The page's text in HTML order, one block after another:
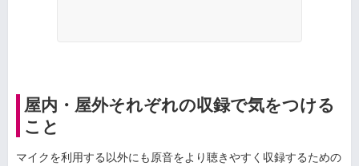
屋内・屋外それぞれの収録で気をつける
こと
マイクを利用する以外にも原音をより聴きやすく収録するための